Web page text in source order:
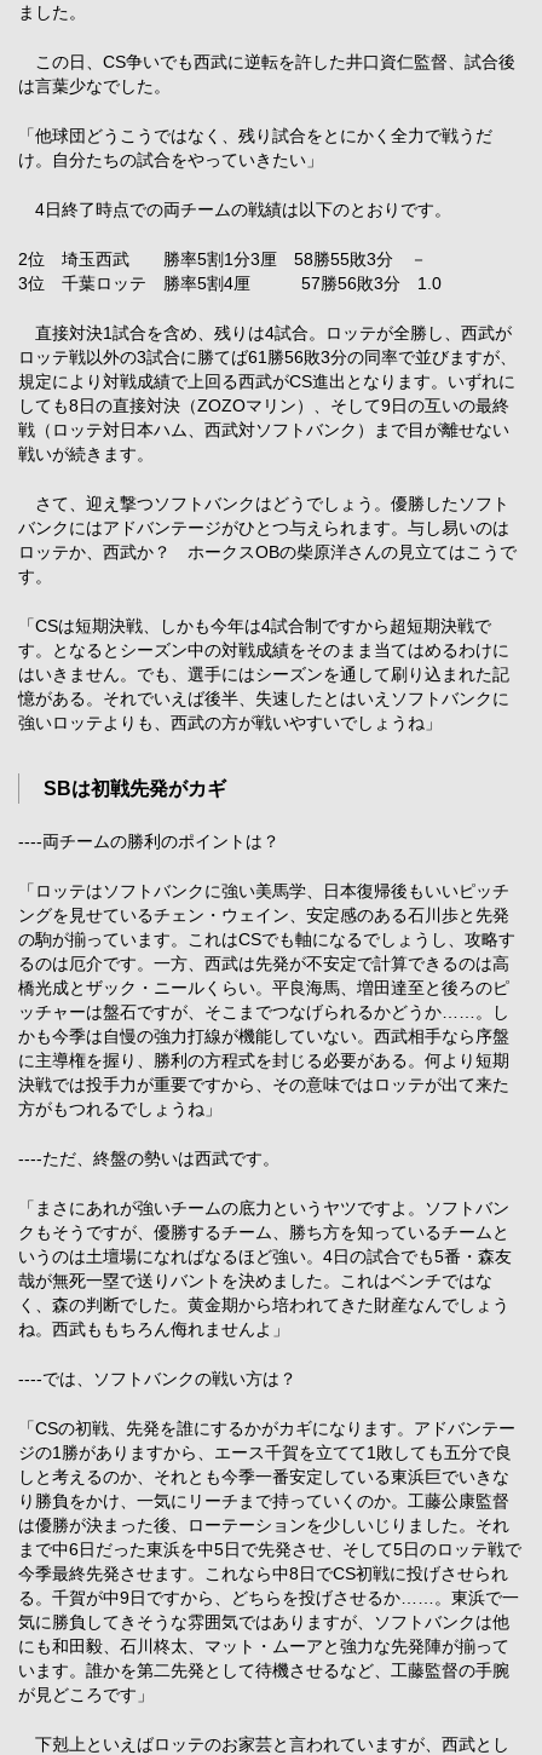
ました。
この日、CS争いでも西武に逆転を許した井口資仁監督、試合後
は言葉少なでした。
「他球団どうこうではなく、残り試合をとにかく全力で戦うだ
け。自分たちの試合をやっていきたい」
4日終了時点での両チームの戦績は以下のとおりです。
2位 埼玉西武 勝率5割1分3厘 58勝55敗3分 －
3位 千葉ロッテ 勝率5割4厘 57勝56敗3分 1.0
直接対決1試合を含め、残りは4試合。ロッテが全勝し、西武が
ロッテ戦以外の3試合に勝てば61勝56敗3分の同率で並びますが、
規定により対戦成績で上回る西武がCS進出となります。いずれに
しても8日の直接対決（ZOZOマリン）、そして9日の互いの最終
戦（ロッテ対日本ハム、西武対ソフトバンク）まで目が離せない
戦いが続きます。
さて、迎え撃つソフトバンクはどうでしょう。優勝したソフト
バンクにはアドバンテージがひとつ与えられます。与し易いのは
ロッテか、西武か？ ホークスOBの柴原洋さんの見立てはこうで
す。
「CSは短期決戦、しかも今年は4試合制ですから超短期決戦で
す。となるとシーズン中の対戦成績をそのまま当てはめるわけに
はいきません。でも、選手にはシーズンを通して刷り込まれた記
憶がある。それでいえば後半、失速したとはいえソフトバンクに
強いロッテよりも、西武の方が戦いやすいでしょうね」
SBは初戦先発がカギ
----両チームの勝利のポイントは？
「ロッテはソフトバンクに強い美馬学、日本復帰後もいいピッチ
ングを見せているチェン・ウェイン、安定感のある石川歩と先発
の駒が揃っています。これはCSでも軸になるでしょうし、攻略す
るのは厄介です。一方、西武は先発が不安定で計算できるのは高
橋光成とザック・ニールくらい。平良海馬、増田達至と後ろのピ
ッチャーは盤石ですが、そこまでつなげられるかどうか……。し
かも今季は自慢の強力打線が機能していない。西武相手なら序盤
に主導権を握り、勝利の方程式を封じる必要がある。何より短期
決戦では投手力が重要ですから、その意味ではロッテが出て来た
方がもつれるでしょうね」
----ただ、終盤の勢いは西武です。
「まさにあれが強いチームの底力というヤツですよ。ソフトバン
クもそうですが、優勝するチーム、勝ち方を知っているチームと
いうのは土壇場になればなるほど強い。4日の試合でも5番・森友
哉が無死一塁で送りバントを決めました。これはベンチではな
く、森の判断でした。黄金期から培われてきた財産なんでしょう
ね。西武ももちろん侮れませんよ」
----では、ソフトバンクの戦い方は？
「CSの初戦、先発を誰にするかがカギになります。アドバンテー
ジの1勝がありますから、エース千賀を立てて1敗しても五分で良
しと考えるのか、それとも今季一番安定している東浜巨でいきな
り勝負をかけ、一気にリーチまで持っていくのか。工藤公康監督
は優勝が決まった後、ローテーションを少しいじりました。それ
まで中6日だった東浜を中5日で先発させ、そして5日のロッテ戦で
今季最終先発させます。これなら中8日でCS初戦に投げさせられ
る。千賀が中9日ですから、どちらを投げさせるか……。東浜で一
気に勝負してきそうな雰囲気ではありますが、ソフトバンクは他
にも和田毅、石川柊太、マット・ムーアと強力な先発陣が揃って
います。誰かを第二先発として待機させるなど、工藤監督の手腕
が見どころです」
下剋上といえばロッテのお家芸と言われていますが、西武とし